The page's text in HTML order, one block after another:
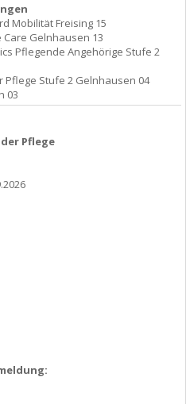
Mobilität Freising 15
Gelnhausen 13
Pflegende Angehörige Stufe 2
Stufe 2 Gelnhausen 04
03
Pflege